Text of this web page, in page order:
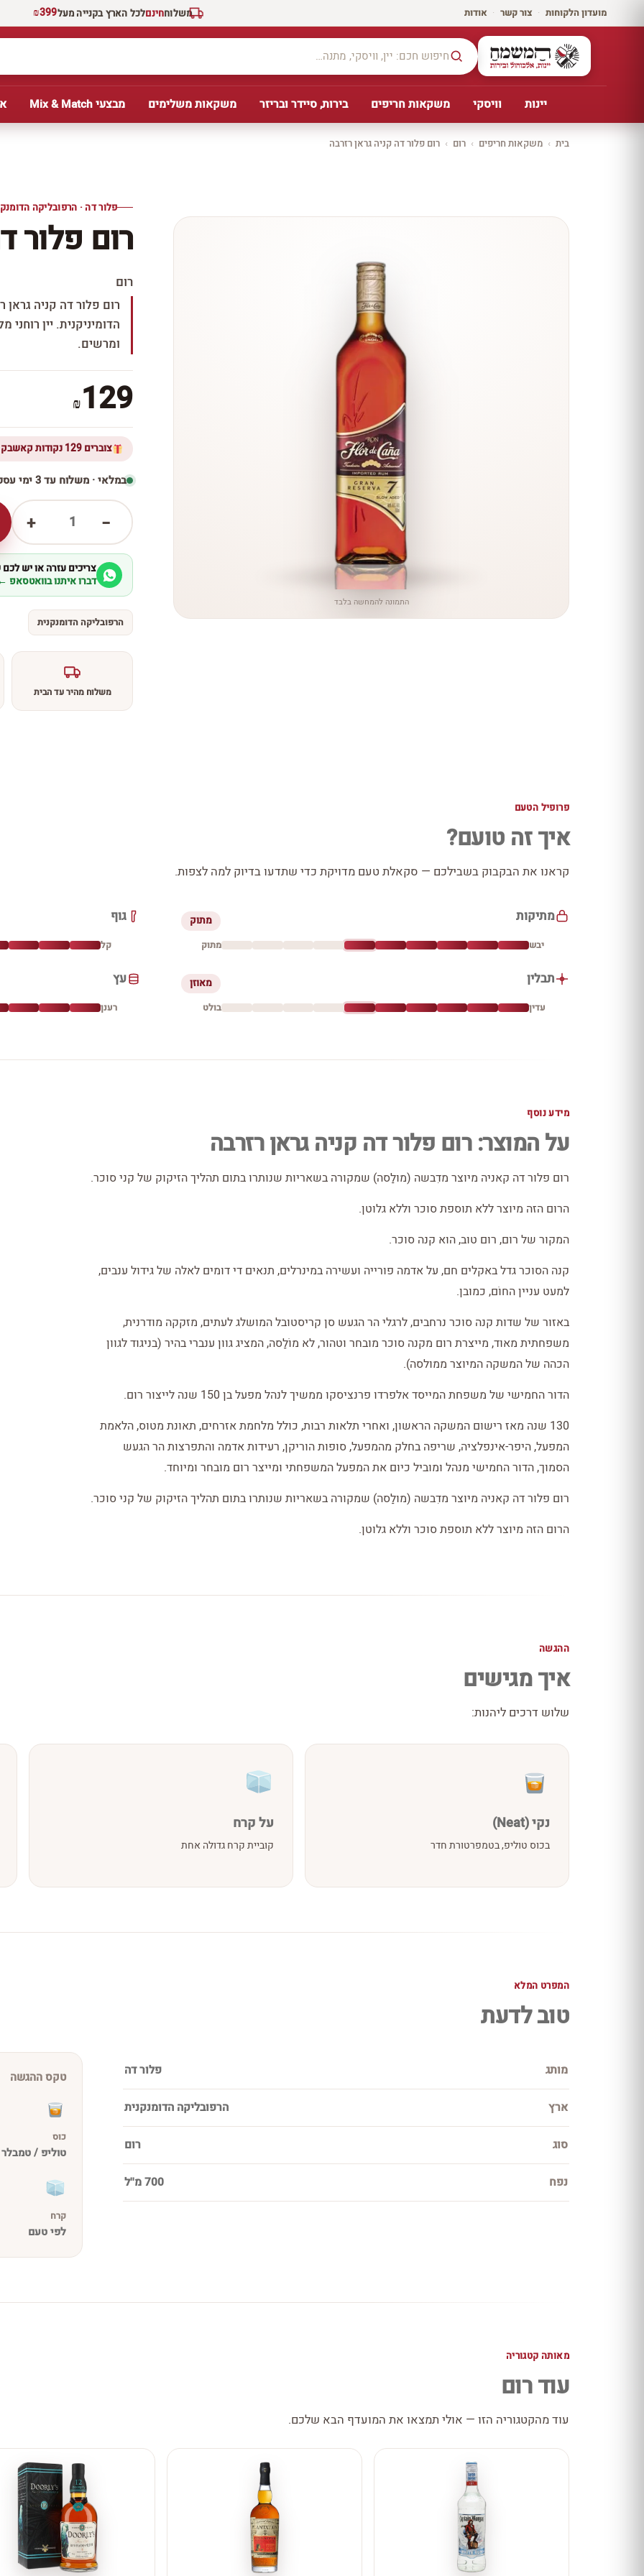
מועדון הלקוחות · צור קשר · אודות משלוחחינםלכל הארץ בקנייה מעל₪399
יינות וויסקי משקאות חריפים בירות, סיידר ובריזר משקאות משלימים מבצעי Mix & Match
בית › משקאות חריפים › רום › רום פלור דה קניה גראן רזרבה
כל
לכל יינות יקב ירושלים ←
פלור דה · הרפובליקה
רום פלור
רום
התמונה להמחשה בלבד
רום פלור דה קניה
הדומיניקנית. יין
ומרשים.
₪129
צוברים 129 נקודות קאשבק ברכישת מוצר זה
במלאי · משלוח עד 3 ימי עסקים
−
1
+
צריכים עזרה או יש
דברו איתנו בוואטסאפ ←
הרפובליקה הדומנקנית
משלוח מהיר עד הבית
פרופיל הטעם
איך זה טועם?
קראנו את הבקבוק בשבילכם — סקאלת טעם מדויקת כדי שתדעו בדיוק למה לצפות.
מתיקות מתוק
יבש מתוק
גוף
קל
תבלין מאוזן
עדין בולט
עץ
רענן
מידע נוסף
על המוצר: רום פלור דה קניה גראן רזרבה
רום פלור דה קאניה מיוצר מדִבשה (מולַסה) שמקורה בשאריות שנותרו בתום תהליך הזיקוק של קני סוכר.
הרום הזה מיוצר ללא תוספת סוכר וללא גלוטן.
המקור של רום, רום טוב, הוא קנה סוכר.
קנה הסוכר גדל באקלים חם, על אדמה פורייה ועשירה במינרלים, תנאים די דומים לאלה של גידול ענבים,
למעט עניין החוֹם, כמובן.
באזור של שדות קנה סוכר נרחבים, לרגלי הר הגעש סן קריסטובל המושלג לעתים, מזקקה מודרנית,
משפחתית מאוד, מייצרת רום מקנה סוכר מובחר וטהור, לא מוֹלַסה, המציג גוון ענברי בהיר (בניגוד לגוון
הכהה של המשקה המיוצר ממולסה).
הדור החמישי של משפחת המייסד אלפרדו פרנציסקו ממשיך לנהל מפעל בן 150 שנה לייצור רום.
130 שנה מאז רישום המשקה הראשון, ואחרי תלאות רבות, כולל מלחמת אזרחים, תאונת מטוס, הלאמת
המפעל, היפר-אינפלציה, שריפה בחלק מהמפעל, סופות הוריקן, רעידות אדמה והתפרצות הר הגעש
הסמוך, הדור החמישי מנהל ומוביל כיום את המפעל המשפחתי ומייצר רום מובחר ומיוחד.
רום פלור דה קאניה מיוצר מדִבשה (מולַסה) שמקורה בשאריות שנותרו בתום תהליך הזיקוק של קני סוכר.
הרום הזה מיוצר ללא תוספת סוכר וללא גלוטן.
ההגשה
איך מגישים
שלוש דרכים ליהנות:
נקי (Neat)
בכוס טוליפ, בטמפרטורת חדר
על קרח
קוביית קרח גדולה אחת
המפרט המלא
טוב לדעת
מותג פלור דה
ארץ הרפובליקה הדומנקנית
סוג רום
נפח 700 מ''ל
טקס ההגשה
כוס
טוליפ / טמבלר
קרח
לפי טעם
מאותה קטגוריה
עוד רום
עוד מהקטגוריה הזו — אולי תמצאו את המועדף הבא שלכם.